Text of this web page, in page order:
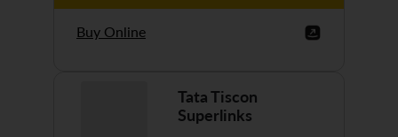
Buy Online
Tata Tiscon
Superlinks